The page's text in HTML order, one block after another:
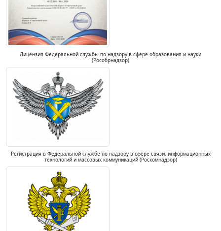
Лицензия Федеральной службы по надзору в сфере образования и науки
(Рособрнадзор)
Регистрация в Федеральной службе по надзору в сфере связи, информационных
технологий и массовых коммуникаций (Роскомнадзор)